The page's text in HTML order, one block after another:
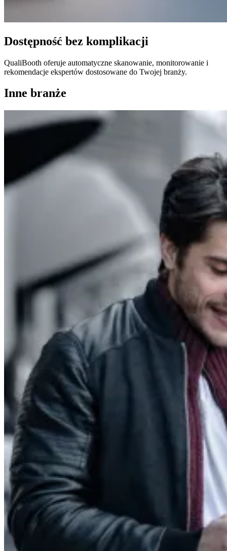
Dostępność bez komplikacji
QualiBooth oferuje automatyczne skanowanie, monitorowanie i
rekomendacje ekspertów dostosowane do Twojej branży.
Inne branże